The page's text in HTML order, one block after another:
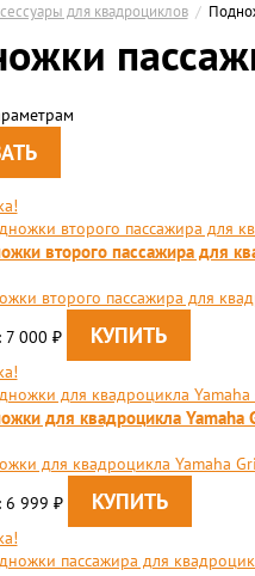
для квадроциклов /
второго пассажира для
второго пассажира для
7 000 ₽
для квадроцикла
для квадроцикла Yamaha
6 999 ₽